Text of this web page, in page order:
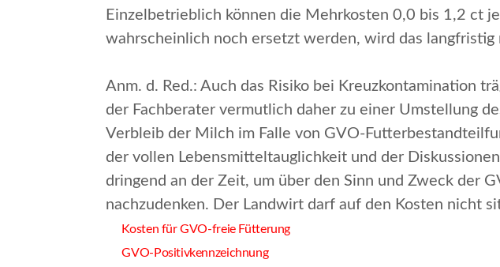
Einzelbetrieblich können die Mehrkosten 0,0 bis 1,2 ct
wahrscheinlich noch ersetzt werden, wird das
Anm. d. Red.: Auch das Risiko bei Kreuzkontamination
der Fachberater vermutlich daher zu einer Umstellung
Verbleib der Milch im Falle von GVO-
der vollen Lebensmitteltauglichkeit und der
dringend an der Zeit, um über den Sinn und Zweck der
nachzudenken. Der Landwirt darf auf den Kosten nicht
Kosten für GVO-freie Fütterung
GVO-Positivkennzeichnung